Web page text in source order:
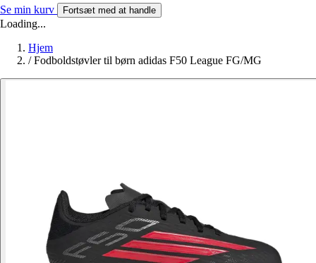
Se min kurv Fortsæt med at handle
Loading...
Hjem
/ Fodboldstøvler til børn adidas F50 League FG/MG